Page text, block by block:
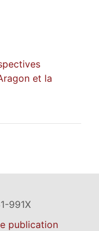
et la
991X
publication